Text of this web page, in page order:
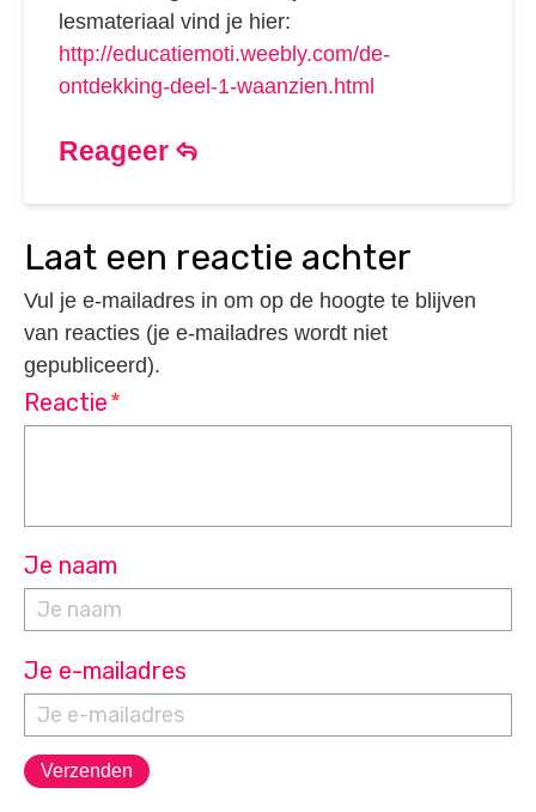
lesmateriaal vind je hier:
http://educatiemoti.weebly.com/de-
ontdekking-deel-1-waanzien.html
Reageer
laat een reactie achter
Vul je e-mailadres in om op de hoogte te blijven
van reacties (je e-mailadres wordt niet
gepubliceerd).
Reactie*
Je naam
Je e-mailadres